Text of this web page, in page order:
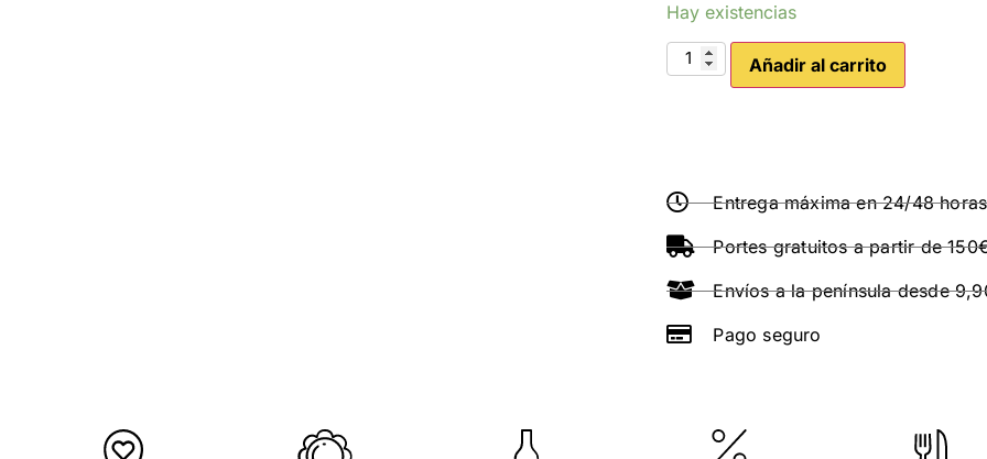
Hay existencias
Añadir al carrito
Entrega máxima en 24/48 horas
Portes gratuitos a partir de
Envíos a la península desde
Pago seguro